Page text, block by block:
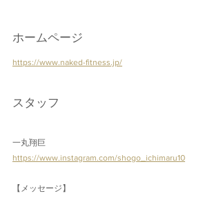
ホームページ
https://www.naked-fitness.jp/
スタッフ
一丸翔巨
https://www.instagram.com/shogo_ichimaru10
【メッセージ】